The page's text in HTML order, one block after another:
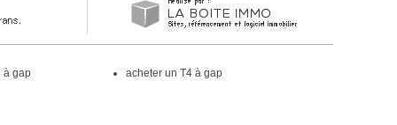
à gap acheter un T4 à gap